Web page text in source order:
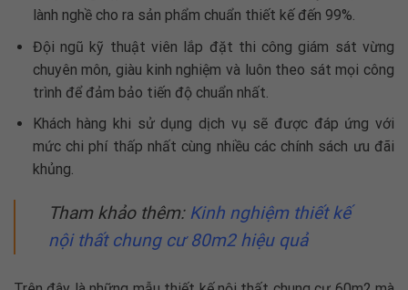
lành nghề cho ra sản phẩm chuẩn thiết kế đến 99%.
Đội ngũ kỹ thuật viên lắp đặt thi công giám sát vừng
chuyên môn, giàu kinh nghiệm và luôn theo sát mọi công
trình để đảm bảo tiến độ chuẩn nhất.
Khách hàng khi sử dụng dịch vụ sẽ được đáp ứng với
mức chi phí thấp nhất cùng nhiều các chính sách ưu đãi
khủng.
Tham khảo thêm: Kinh nghiệm thiết kế
nội thất chung cư 80m2hiệu quả